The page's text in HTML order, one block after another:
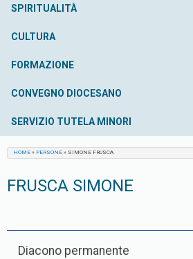
SPIRITUALITÀ
CULTURA
FORMAZIONE
CONVEGNO DIOCESANO
SERVIZIO TUTELA MINORI
HOME » PERSONE » SIMONE FRUSCA
FRUSCA SIMONE
Diacono permanente